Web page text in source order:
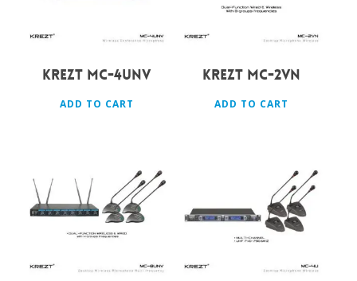
KREZT MC-4UNV
ADD TO CART
KREZT MC-2VN
ADD TO CART
Rp 8.000.000 8.000.000